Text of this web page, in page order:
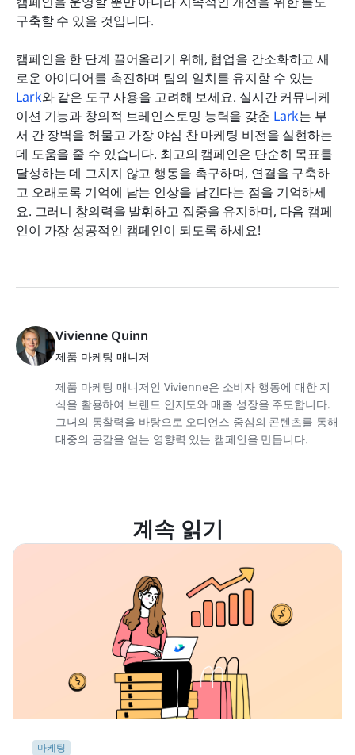
구축할 수 있을 것입니다.
캠페인을 한 단계 끌어올리기 위해, 협업을 간소화하고 새
Lark와 같은 도구 사용을 고려해 보세요. 실시간 커뮤니케
이션 기능과 창의적 브레인스토밍 능력을 갖춘 Lark는 부
서 간 장벽을 허물고 가장 야심 찬 마케팅 비전을 실현하는
데 도움을 줄 수 있습니다. 최고의 캠페인은 단순히 목표를
달성하는 데 그치지 않고 행동을 촉구하며, 연결을 구축하
고 오래도록 기억에 남는 인상을 남긴다는 점을 기억하세
요. 그러니 창의력을 발휘하고 집중을 유지하며, 다음 캠페
인이 가장 성공적인 캠페인이 되도록 하세요!
Vivienne Quinn
제품 마케팅 매니저
제품 마케팅 매니저인 Vivienne은 소비자 행동에 대한 지
식을 활용하여 브랜드 인지도와 매출 성장을 주도합니다.
그녀의 통찰력을 바탕으로 오디언스 중심의 콘텐츠를 통해
대중의 공감을 얻는 영향력 있는 캠페인을 만듭니다.
계속 읽기
마케팅